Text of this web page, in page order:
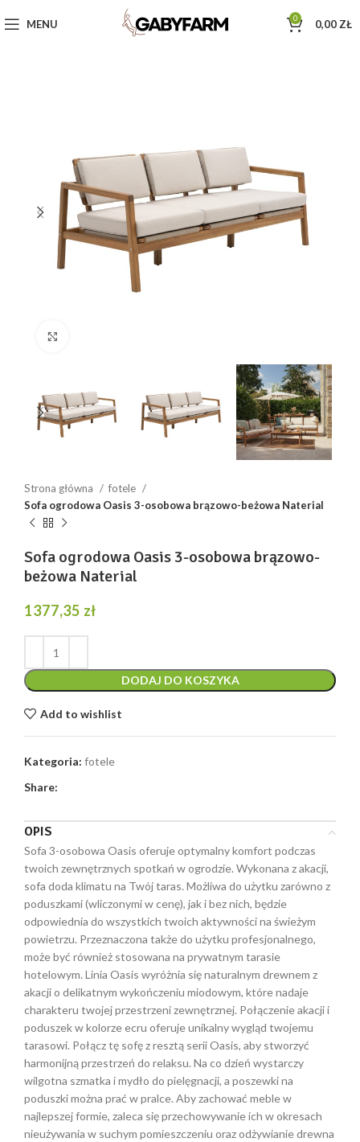
MENU 0 0,00 ZŁ
Strona główna
fotele
Sofa ogrodowa Oasis 3-osobowa brązowo-beżowa Naterial
Sofa ogrodowa Oasis 3-osobowa brązowo-
beżowa Naterial
1377,35 zł
DODAJ DO KOSZYKA
Add to wishlist
Kategoria: fotele
Share:
OPIS
Sofa 3-osobowa Oasis oferuje optymalny komfort podczas
twoich zewnętrznych spotkań w ogrodzie. Wykonana z akacji,
sofa doda klimatu na Twój taras. Możliwa do użytku zarówno z
poduszkami (wliczonymi w cenę), jak i bez nich, będzie
odpowiednia do wszystkich twoich aktywności na świeżym
powietrzu. Przeznaczona także do użytku profesjonalnego,
może być również stosowana na prywatnym tarasie
hotelowym. Linia Oasis wyróżnia się naturalnym drewnem z
akacji o delikatnym wykończeniu miodowym, które nadaje
charakteru twojej przestrzeni zewnętrznej. Połączenie akacji i
poduszek w kolorze ecru oferuje unikalny wygląd twojemu
tarasowi. Połącz tę sofę z resztą serii Oasis, aby stworzyć
harmonijną przestrzeń do relaksu. Na co dzień wystarczy
wilgotna szmatka i mydło do pielęgnacji, a poszewki na
poduszki można prać w pralce. Aby zachować meble w
najlepszej formie, zaleca się przechowywanie ich w okresach
nieużywania w suchym pomieszczeniu oraz odżywianie drewna